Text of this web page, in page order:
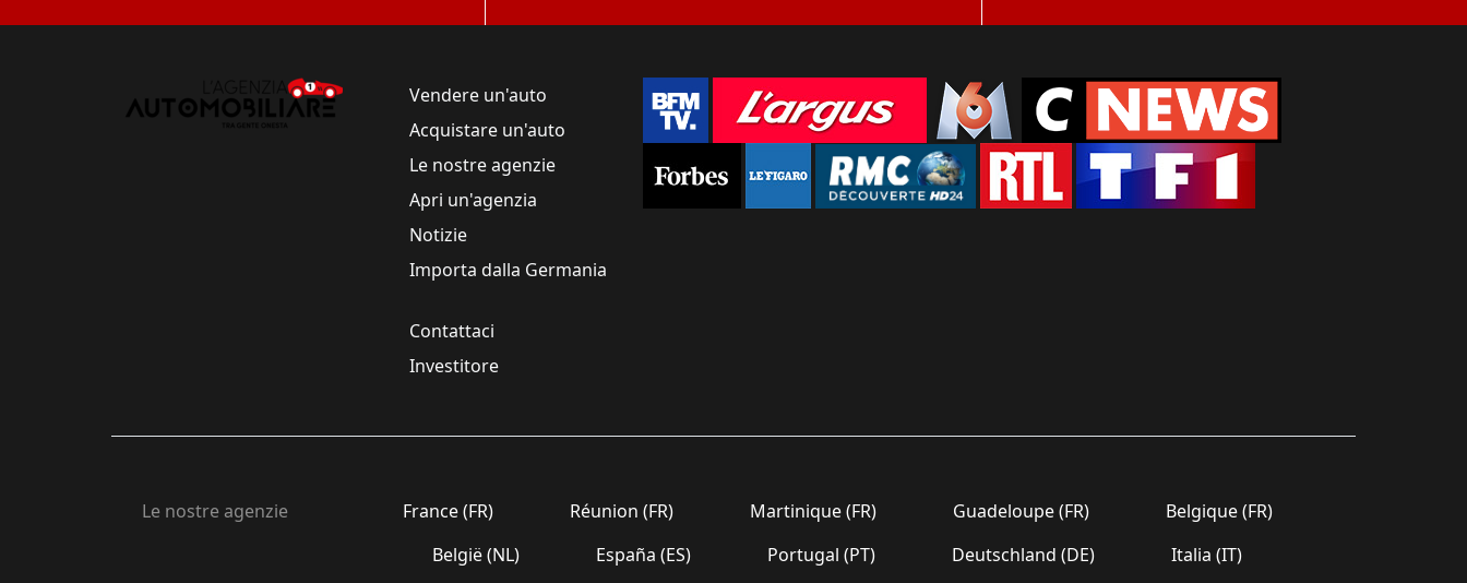
Vendere un'auto
Acquistare un'auto
Le nostre agenzie
Apri un'agenzia
Notizie
Importa dalla Germania
Contattaci
Investitore
Le nostre agenzie France (FR) Réunion (FR) Martinique (FR) Guadeloupe (FR)
Belgique (FR)
België (NL)
España (ES) Portugal (PT) Deutschland (DE) Italia (IT)